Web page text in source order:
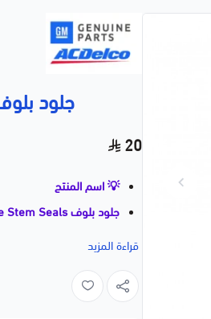
جلود بلوف
20
💡 اسم المنتج
جلود بلوف GM | Valve Stem Seals
سبارك / كروز / ماليبو / تيرين |
جلود بلوف للمحرك بجودة
قراءة المزيد